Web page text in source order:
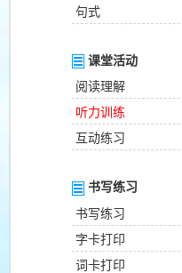
句式
课堂活动
阅读理解
听力训练
互动练习
书写练习
书写练习
字卡打印
词卡打印